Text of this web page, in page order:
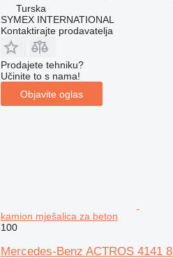
Turska
SYMEX INTERNATIONAL
Kontaktirajte prodavatelja
Prodajete tehniku?
Učinite to s nama!
Objavite oglas
kamion mješalica za beton
100
Mercedes-Benz ACTROS 4141